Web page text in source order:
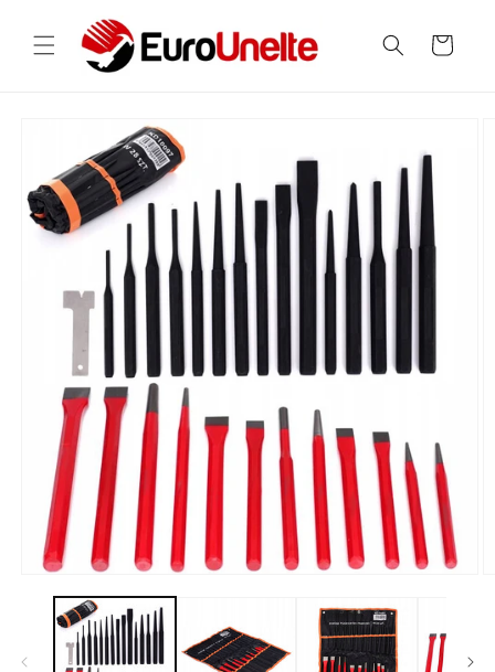
conținut
Coș
produs